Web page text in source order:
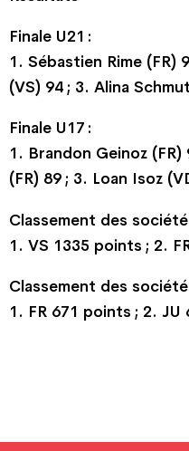
Finale U21 :
1. Sébastien Rime
(VS) 94 ; 3. Alina
Finale U17 :
1. Brandon Geinoz
(FR) 89 ; 3. Loan Isoz
Classement des
1. VS 1335 points ; 2.
Classement des
1. FR 671 points ; 2. JU